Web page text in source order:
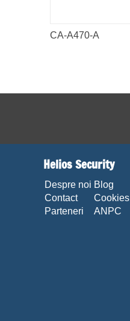
CA-A470-A
Helios Security
Despre noi
Contact
Parteneri
Blog
Cookies
ANPC